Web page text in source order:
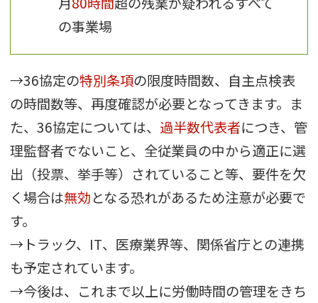
の事業場
→36協定の特別条項の限度時間数、自主点検表
の時間数等、再度確認が必要となってきます。ま
た、36協定については、 過半数代表者につき、管
理監督者でないこと、全従業員の中から適正に選
出（投票、挙手等）されていること等、要件を欠
く場合は無効となる恐れがあるため注意が必要で
す。
→トラック、IT、医療業界等、関係省庁との連携
も予定されています。
→今後は、これまで以上に労働時間の管理をきち